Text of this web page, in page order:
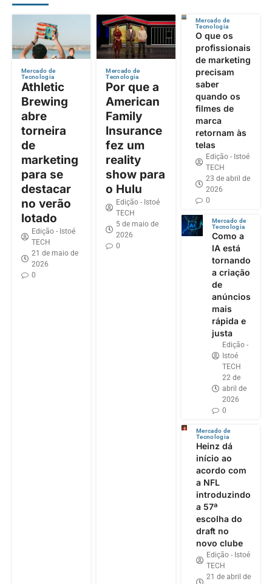
Mercado de
Tecnologia
Athletic
Brewing
abre
torneira
de
marketing
para se
destacar
no verão
lotado
Edição - Istoé
TECH
21 de maio de
2026
0
Mercado de
Tecnologia
Por que a
American
Family
Insurance
fez um
reality
show para
o Hulu
Edição - Istoé
TECH
5 de maio de
2026
0
Mercado de
Tecnologia
O que os
profissionais
de marketing
precisam
saber
quando os
filmes de
marca
retornam às
telas
Edição - Istoé
TECH
23 de abril de
2026
0
Mercado de
Tecnologia
Como a
IA está
tornando
a criação
de
anúncios
mais
rápida e
justa
Edição -
Istoé
TECH
22 de
abril de
2026
0
Mercado de
Tecnologia
Heinz dá
início ao
acordo com
a NFL
introduzindo
a 57ª
escolha do
draft no
novo clube
Edição - Istoé
TECH
21 de abril de